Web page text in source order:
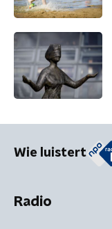
Wie luistert
Radio